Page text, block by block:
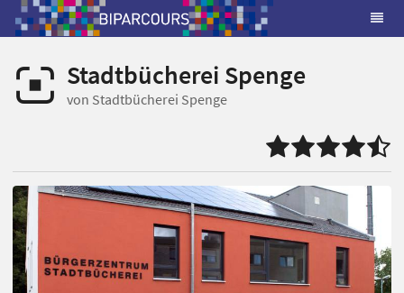
Stadtbücherei Spenge
von Stadtbücherei Spenge